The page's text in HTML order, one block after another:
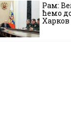
Рам:
ћемо
Харков